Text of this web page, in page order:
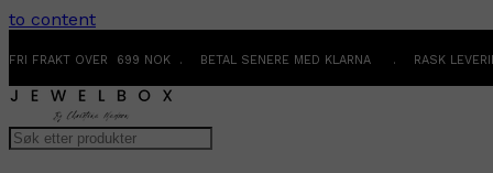
to content
FRI FRAKT OVER 699 NOK . BETAL SENERE MED KLARNA . RASK